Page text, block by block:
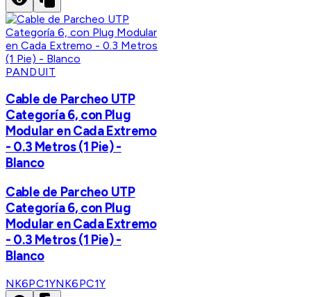
PANDUIT
Cable de Parcheo UTP
Categoría 6, con Plug
Modular en Cada Extremo
- 0.3 Metros (1 Pie) -
Blanco
Cable de Parcheo UTP
Categoría 6, con Plug
Modular en Cada Extremo
- 0.3 Metros (1 Pie) -
Blanco
NK6PC1YNK6PC1Y